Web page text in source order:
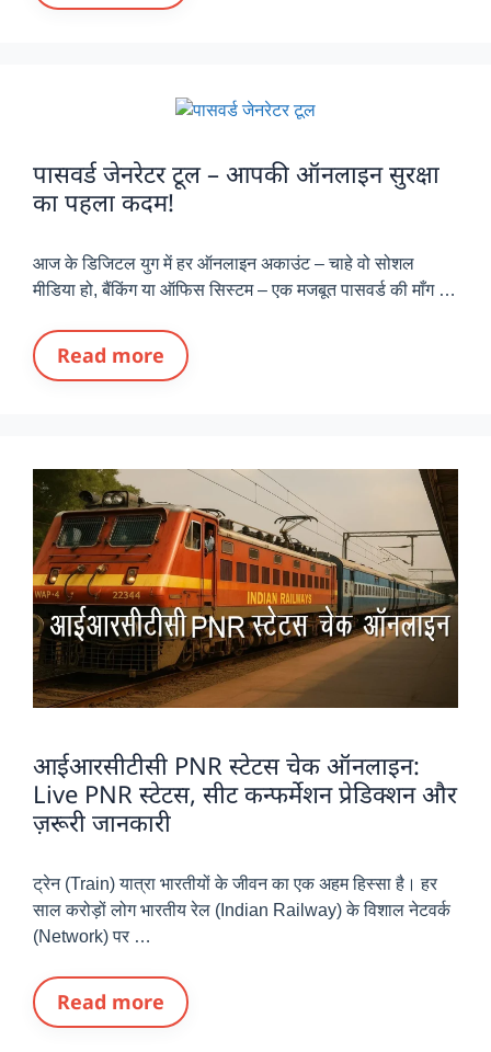
पासवर्ड जेनरेटर टूल – आपकी ऑनलाइन सुरक्षा
का पहला कदम!
आज के डिजिटल युग में हर ऑनलाइन अकाउंट – चाहे वो सोशल
मीडिया हो, बैंकिंग या ऑफिस सिस्टम – एक मजबूत पासवर्ड की माँग …
Read more
आईआरसीटीसी PNR स्टेटस चेक ऑनलाइन:
Live PNR स्टेटस, सीट कन्फर्मेशन प्रेडिक्शन और
ज़रूरी जानकारी
ट्रेन (Train) यात्रा भारतीयों के जीवन का एक अहम हिस्सा है। हर
साल करोड़ों लोग भारतीय रेल (Indian Railway) के विशाल नेटवर्क
(Network) पर …
Read more